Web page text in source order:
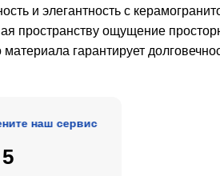
и элегантность с
пространству ощущение
гарантирует
сервис